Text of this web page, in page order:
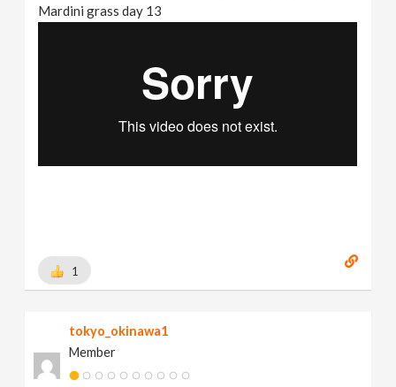
Mardini grass day 13
1
tokyo_okinawa1
Member